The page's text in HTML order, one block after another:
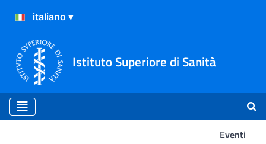
Istituto Superiore di Sanità
Eventi